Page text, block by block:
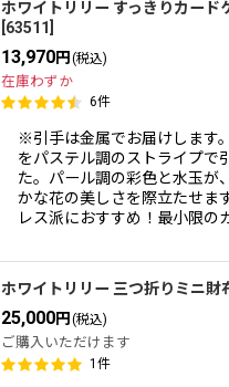
ホワイトリリー すっきりカード
63511
13,970円 (税込)
在庫わずか
6件
※引手は金属でお届けします
をパステル調のストライプで
た。パール調の彩色と水玉が
かな花の美しさを際立たせま
レス派におすすめ！最小限の
ホワイトリリー 三つ折りミニ財
25,000円 (税込)
ご購入いただけます
1 件